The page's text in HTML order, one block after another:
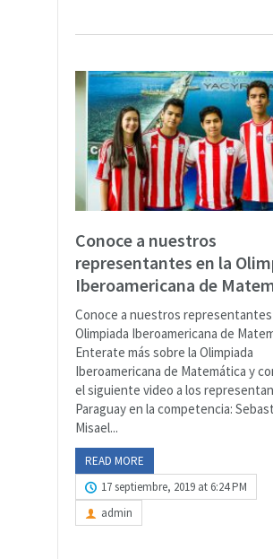
Conoce a nuestros
representantes en la
Iberoamericana de
Conoce a nuestros representantes
Olimpiada Iberoamericana de
Enterate más sobre la Olimpiada
Iberoamericana de Matemática y
el siguiente video a los
Paraguay en la competencia:
Misael...
READ MORE
17 septiembre, 2019 at 6:24 PM
admin